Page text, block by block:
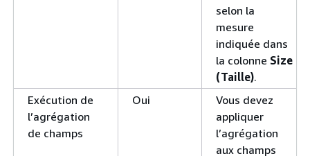
selon la
mesure
indiquée dans
la colonne Size
(Taille).
Exécution de
l’agrégation
de champs
Oui
Vous devez
appliquer
l’agrégation
aux champs